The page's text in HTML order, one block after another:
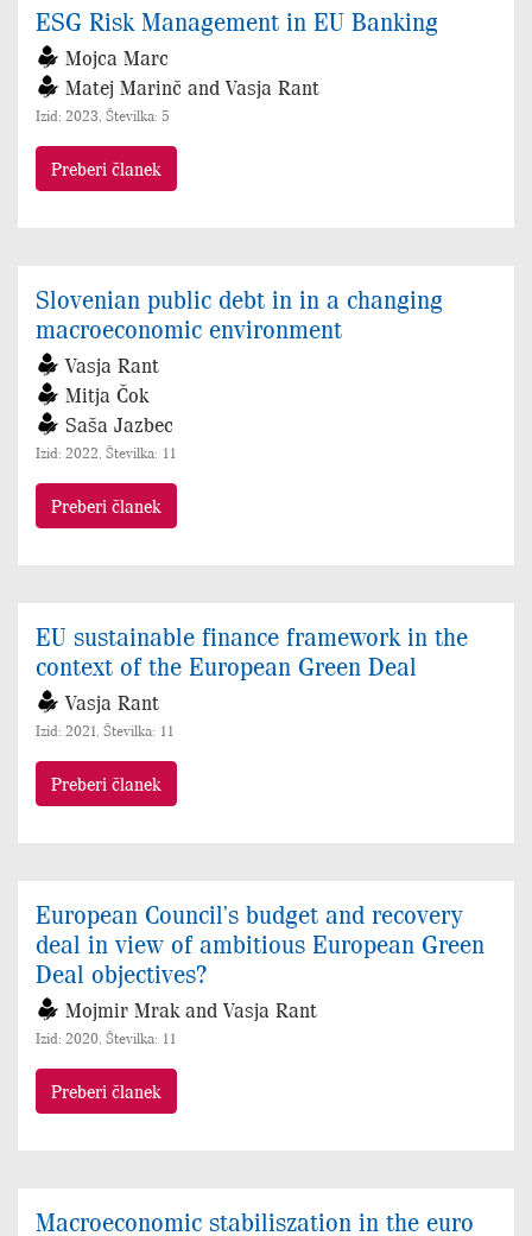
ESG Risk Management in EU Banking
Mojca Marc
Matej Marinč and Vasja Rant
Izid: 2023, Številka: 5
Preberi članek
Slovenian public debt in in a changing
macroeconomic environment
Vasja Rant
Mitja Čok
Saša Jazbec
Izid: 2022, Številka: 11
Preberi članek
EU sustainable finance framework in the
context of the European Green Deal
Vasja Rant
Izid: 2021, Številka: 11
Preberi članek
European Council's budget and recovery
deal in view of ambitious European Green
Deal objectives?
Mojmir Mrak and Vasja Rant
Izid: 2020, Številka: 11
Preberi članek
Macroeconomic stabiliszation in the euro